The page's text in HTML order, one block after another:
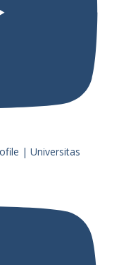
| Universitas